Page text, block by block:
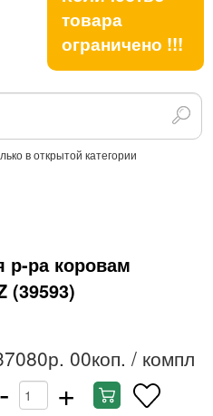
товара
ограничено !!!
в открытой категории
р-ра коровам
(39593)
00коп. / компл
- +